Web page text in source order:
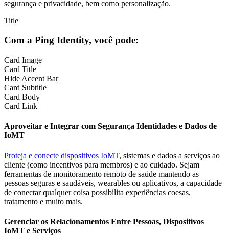
segurança e privacidade, bem como personalização.
Title
Com a Ping Identity, você pode:
Card Image
Card Title
Hide Accent Bar
Card Subtitle
Card Body
Card Link
Aproveitar e Integrar com Segurança Identidades e Dados de
IoMT
Proteja e conecte dispositivos IoMT, sistemas e dados a serviços ao
cliente (como incentivos para membros) e ao cuidado. Sejam
ferramentas de monitoramento remoto de saúde mantendo as
pessoas seguras e saudáveis, wearables ou aplicativos, a capacidade
de conectar qualquer coisa possibilita experiências coesas,
tratamento e muito mais.
Gerenciar os Relacionamentos Entre Pessoas, Dispositivos
IoMT e Serviços